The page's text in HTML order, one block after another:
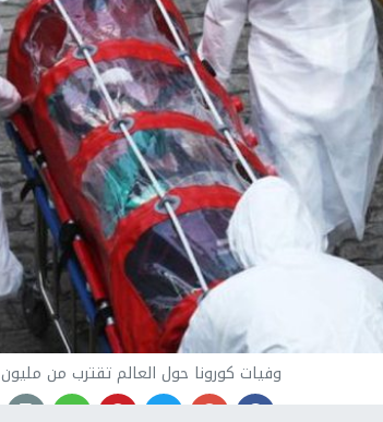
وفيات كورونا حول العالم تقترب من مليون